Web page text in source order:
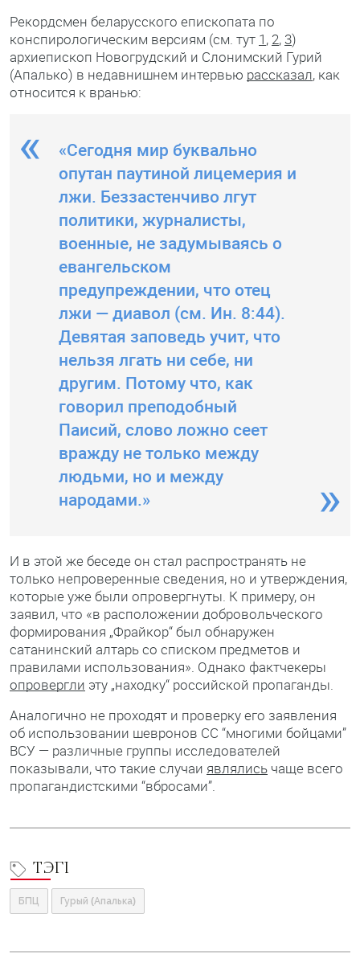
Рекордсмен беларусского епископата по
конспирологическим версиям (см. тут 1, 2, 3)
архиепископ Новогрудский и Слонимский Гурий
(Апалько) в недавнишнем интервью рассказал, как
относится к вранью:
«Сегодня мир буквально
опутан паутиной лицемерия и
лжи. Беззастенчиво лгут
политики, журналисты,
военные, не задумываясь о
евангельском
предупреждении, что отец
лжи — диавол (см. Ин. 8:44).
Девятая заповедь учит, что
нельзя лгать ни себе, ни
другим. Потому что, как
говорил преподобный
Паисий, слово ложно сеет
вражду не только между
людьми, но и между
народами.»
И в этой же беседе он стал распространять не
только непроверенные сведения, но и утверждения,
которые уже были опровергнуты. К примеру, он
заявил, что «в расположении добровольческого
формирования „Фрайкор“ был обнаружен
сатанинский алтарь со списком предметов и
правилами использования». Однако фактчекеры
опровергли эту „находку“ российской пропаганды.
Аналогично не проходят и проверку его заявления
об использовании шевронов СС “многими бойцами”
ВСУ — различные группы исследователей
показывали, что такие случаи являлись чаще всего
пропагандистскими “вбросами”.
ТЭГІ
БПЦ Гурый (Апалька)